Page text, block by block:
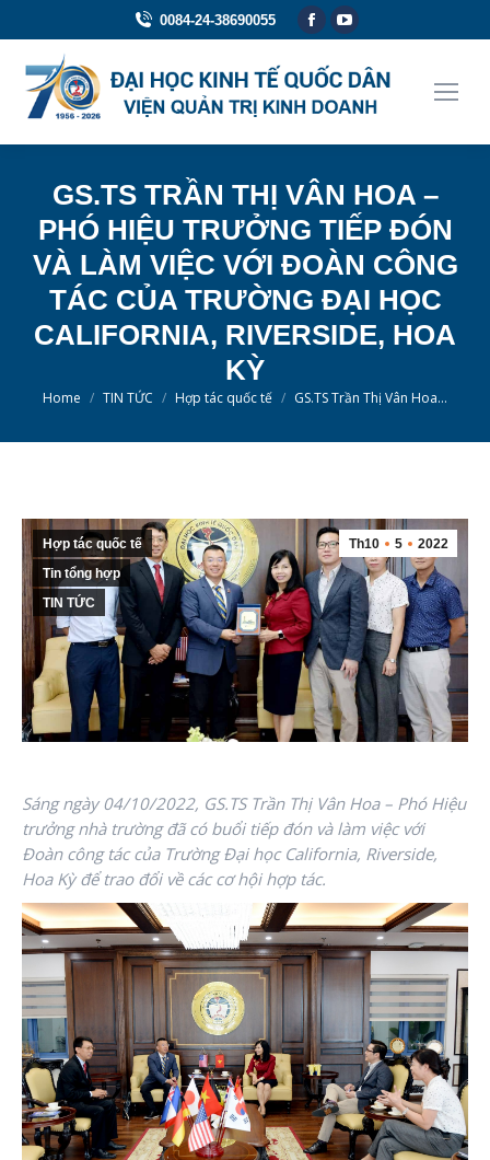
0084-24-38690055
Facebook
opens
in
YouTube
opens
in
GS.TS TRẦN THỊ VÂN HOA –
PHÓ HIỆU TRƯỞNG TIẾP ĐÓN
VÀ LÀM VIỆC VỚI ĐOÀN CÔNG
TÁC CỦA TRƯỜNG ĐẠI HỌC
CALIFORNIA, RIVERSIDE, HOA
KỲ
You are here:
Home TIN TỨC Hợp tác quốc tế GS.TS Trần Thị Vân Hoa…
Th10 5 2022
Hợp tác quốc tế
Tin tổng hợp
TIN TỨC
Sáng ngày 04/10/2022, GS.TS Trần Thị Vân Hoa – Phó Hiệu
trưởng nhà trường đã có buổi tiếp đón và làm việc với
Đoàn công tác của Trường Đại học California, Riverside,
Hoa Kỳ để trao đổi về các cơ hội hợp tác.